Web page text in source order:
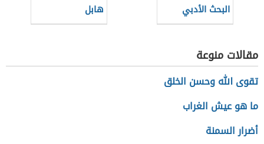
البحث الأدبي
هابل
مقالات منوعة
تقوى الله وحسن الخلق
ما هو عيش الغراب
أضرار السمنة